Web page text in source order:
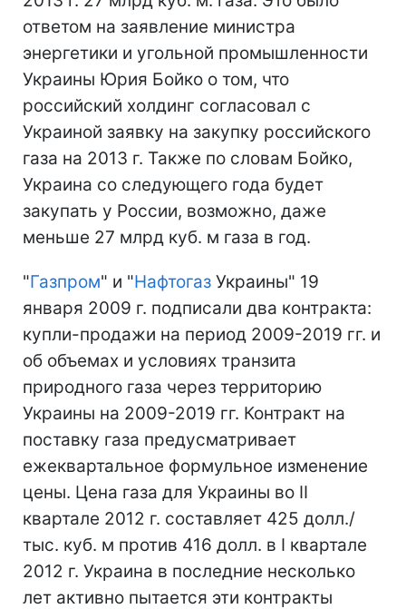
ответом на заявление министра
энергетики и угольной промышленности
Украины Юрия Бойко о том, что
российский холдинг согласовал с
Украиной заявку на закупку российского
газа на 2013 г. Также по словам Бойко,
Украина со следующего года будет
закупать у России, возможно, даже
меньше 27 млрд куб. м газа в год.
"Газпром" и "Нафтогаз Украины" 19
января 2009 г. подписали два контракта:
купли-продажи на период 2009-2019 гг. и
об объемах и условиях транзита
природного газа через территорию
Украины на 2009-2019 гг. Контракт на
поставку газа предусматривает
ежеквартальное формульное изменение
цены. Цена газа для Украины во II
квартале 2012 г. составляет 425 долл./
тыс. куб. м против 416 долл. в I квартале
2012 г. Украина в последние несколько
лет активно пытается эти контракты